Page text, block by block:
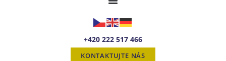
+420 222 517 466
KONTAKTUJTE NÁS